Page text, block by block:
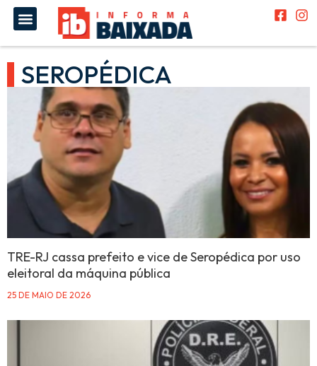
SEROPÉDICA
TRE-RJ cassa prefeito e vice de Seropédica por uso
eleitoral da máquina pública
25 DE MAIO DE 2026